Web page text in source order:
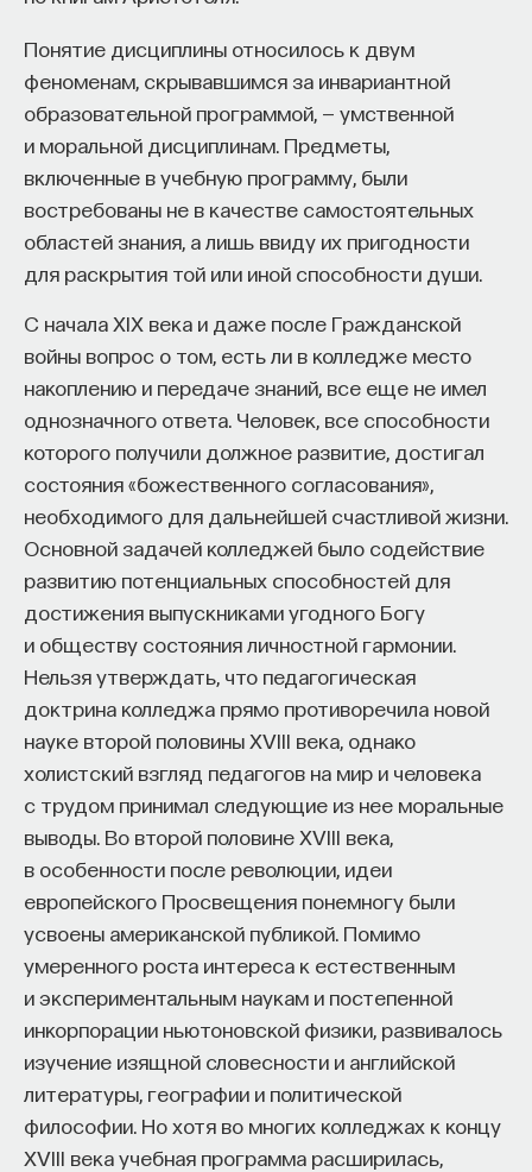
Понятие дисциплины относилось к двум
феноменам, скрывавшимся за инвариантной
образовательной программой, — умственной
и моральной дисциплинам. Предметы,
включенные в учебную программу, были
востребованы не в качестве самостоятельных
областей знания, а лишь ввиду их пригодности
для раскрытия той или иной способности души.
С начала XIX века и даже после Гражданской
войны вопрос о том, есть ли в колледже место
накоплению и передаче знаний, все еще не имел
однозначного ответа. Человек, все способности
которого получили должное развитие, достигал
состояния «божественного согласования»,
необходимого для дальнейшей счастливой жизни.
Основной задачей колледжей было содействие
развитию потенциальных способностей для
достижения выпускниками угодного Богу
и обществу состояния личностной гармонии.
Нельзя утверждать, что педагогическая
доктрина колледжа прямо противоречила новой
науке второй половины XVIII века, однако
холистский взгляд педагогов на мир и человека
с трудом принимал следующие из нее моральные
выводы. Во второй половине XVIII века,
в особенности после революции, идеи
европейского Просвещения понемногу были
усвоены американской публикой. Помимо
умеренного роста интереса к естественным
и экспериментальным наукам и постепенной
инкорпорации ньютоновской физики, развивалось
изучение изящной словесности и английской
литературы, географии и политической
философии. Но хотя во многих колледжах к концу
XVIII века учебная программа расширилась,